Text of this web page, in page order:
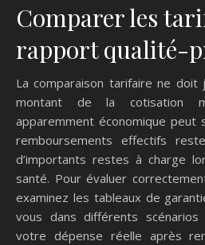
Comparer les
rapport qualité-
La comparaison tarifaire ne doit
montant de la cotisation
apparemment économique peut
remboursements effectifs
d’importants restes à charge
santé. Pour évaluer
examinez les tableaux de
vous dans différents
votre dépense réelle après